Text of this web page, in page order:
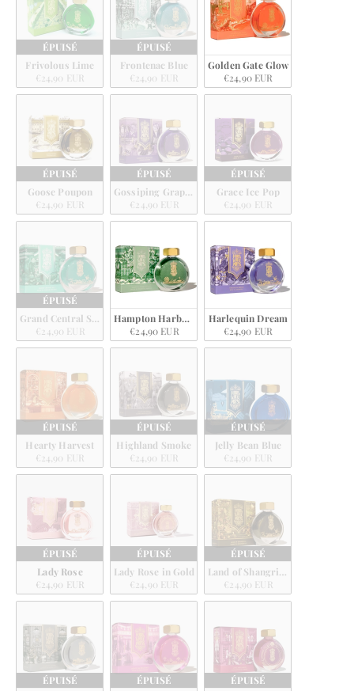
ÉPUISÉ
Frivolous Lime
€24,90 EUR
ÉPUISÉ
Frontenac Blue
€24,90 EUR
Golden Gate Glow
€24,90 EUR
ÉPUISÉ
Goose Poupon
€24,90 EUR
ÉPUISÉ
Gossiping Grapevine
€24,90 EUR
ÉPUISÉ
Grace Ice Pop
€24,90 EUR
ÉPUISÉ
Grand Central Skies
€24,90 EUR
Hampton Harbour Sage
€24,90 EUR
Harlequin Dream
€24,90 EUR
ÉPUISÉ
Hearty Harvest
€24,90 EUR
ÉPUISÉ
Highland Smoke
€24,90 EUR
ÉPUISÉ
Jelly Bean Blue
€24,90 EUR
ÉPUISÉ
Lady Rose
€24,90 EUR
ÉPUISÉ
Lady Rose in Gold
€24,90 EUR
ÉPUISÉ
Land of Shangri-la
€24,90 EUR
ÉPUISÉ
ÉPUISÉ
ÉPUISÉ